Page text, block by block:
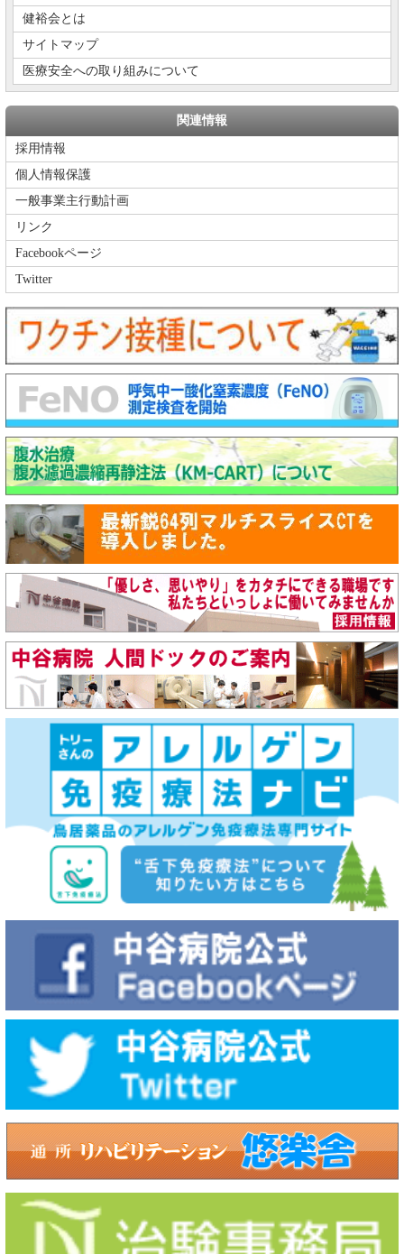
健裕会とは
サイトマップ
医療安全への取り組みについて
関連情報
採用情報
個人情報保護
一般事業主行動計画
リンク
Facebookページ
Twitter